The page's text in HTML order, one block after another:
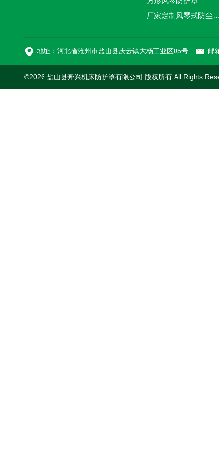
厂家定制风琴式
地址：河北省沧州市盐山县庆云镇大杨工业区05号 邮
©2026 盐山县奔兴机床防护罩有限公司 版权所有 All Rights